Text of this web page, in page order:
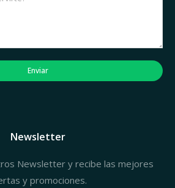
Enviar
Newsletter
Newsletter y recibe las mejores
y promociones.